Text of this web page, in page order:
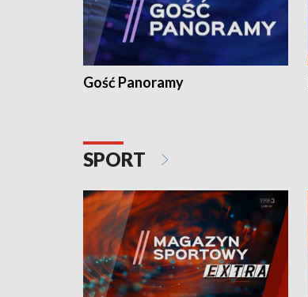
Gość Panoramy
SPORT